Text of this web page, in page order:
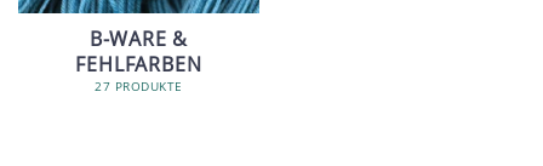
B-WARE &
FEHLFARBEN
27 PRODUKTE